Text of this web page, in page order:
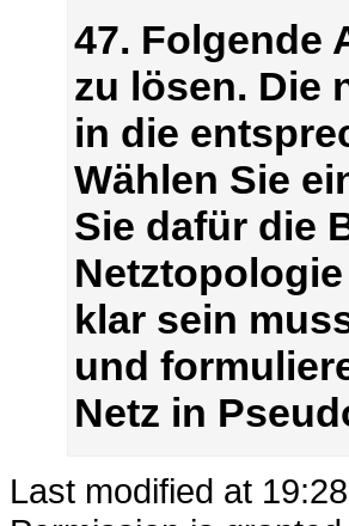
47. Folgende
zu lösen. Die
in die
Wählen Sie
Sie dafür die
klar sein
und
Netz in
Last modified at